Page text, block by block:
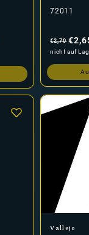
72011
Preis
€2,70
nicht auf
Anbieter:
Vallejo